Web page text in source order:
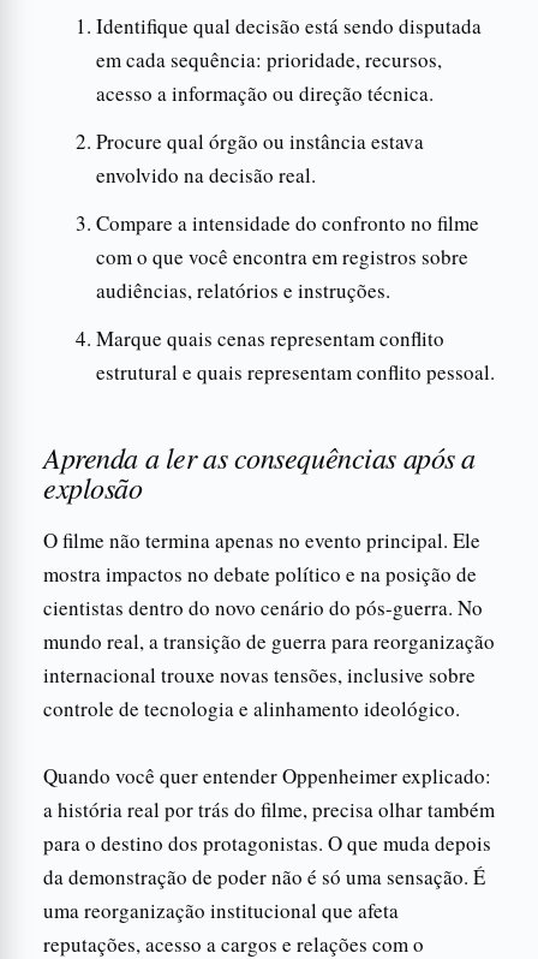
Identifique qual decisão está sendo disputada
em cada sequência: prioridade, recursos,
acesso a informação ou direção técnica.
Procure qual órgão ou instância estava
envolvido na decisão real.
Compare a intensidade do confronto no filme
com o que você encontra em registros sobre
audiências, relatórios e instruções.
Marque quais cenas representam conflito
estrutural e quais representam conflito pessoal.
Aprenda a ler as consequências após a
explosão
O filme não termina apenas no evento principal. Ele
mostra impactos no debate político e na posição de
cientistas dentro do novo cenário do pós-guerra. No
mundo real, a transição de guerra para reorganização
internacional trouxe novas tensões, inclusive sobre
controle de tecnologia e alinhamento ideológico.
Quando você quer entender Oppenheimer explicado:
a história real por trás do filme, precisa olhar também
para o destino dos protagonistas. O que muda depois
da demonstração de poder não é só uma sensação. É
uma reorganização institucional que afeta
reputações, acesso a cargos e relações com o